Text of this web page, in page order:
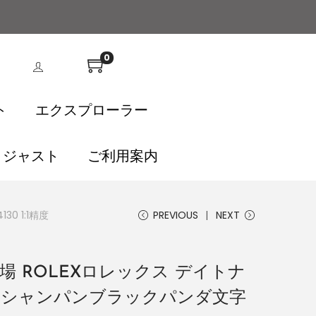
0
エクスプローラー
ャスト ご利用案内
1:1精度 PREVIOUS NEXT
ROLEXロレックス デイトナ
ャンパンブラックパンダ文字